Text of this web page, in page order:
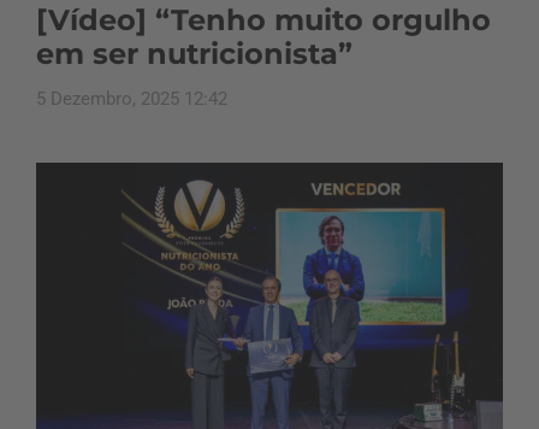
[Vídeo] “Tenho muito orgulho
em ser nutricionista”
5 Dezembro, 2025 12:42